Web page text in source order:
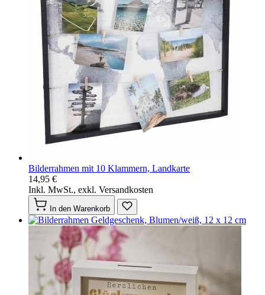
Bilderrahmen mit 10 Klammern, Landkarte
14,95 €
Inkl. MwSt., exkl. Versandkosten
In den Warenkorb